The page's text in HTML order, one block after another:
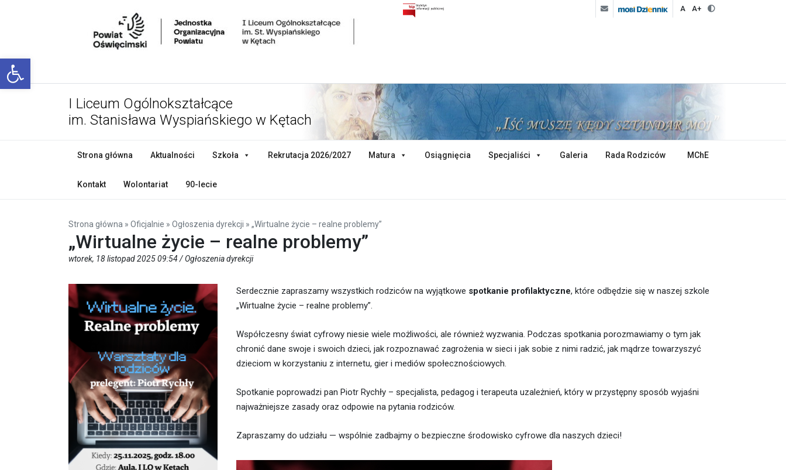
Open toolbar
A A+
I Liceum Ogólnokształcące
im. Stanisława Wyspiańskiego w Kętach
Strona główna Aktualności Szkoła Rekrutacja 2026/2027 Matura Osiągnięcia MChE
Specjaliści Galeria Rada Rodziców
Kontakt Wolontariat 90-lecie
Strona główna » Oficjalnie » Ogłoszenia dyrekcji » „Wirtualne życie – realne problemy”
„Wirtualne życie – realne problemy”
wtorek, 18 listopad 2025 09:54 /Ogłoszenia dyrekcji
Serdecznie zapraszamy wszystkich rodziców na wyjątkowe spotkanie profilaktyczne, które odbędzie się w naszej szkole
„Wirtualne życie – realne problemy”.
Współczesny świat cyfrowy niesie wiele możliwości, ale również wyzwania. Podczas spotkania porozmawiamy o tym jak
chronić dane swoje i swoich dzieci, jak rozpoznawać zagrożenia w sieci i jak sobie z nimi radzić, jak mądrze towarzyszyć
dzieciom w korzystaniu z internetu, gier i mediów społecznościowych.
Spotkanie poprowadzi pan Piotr Rychły – specjalista, pedagog i terapeuta uzależnień, który w przystępny sposób wyjaśni
najważniejsze zasady oraz odpowie na pytania rodziców.
Zapraszamy do udziału — wspólnie zadbajmy o bezpieczne środowisko cyfrowe dla naszych dzieci!